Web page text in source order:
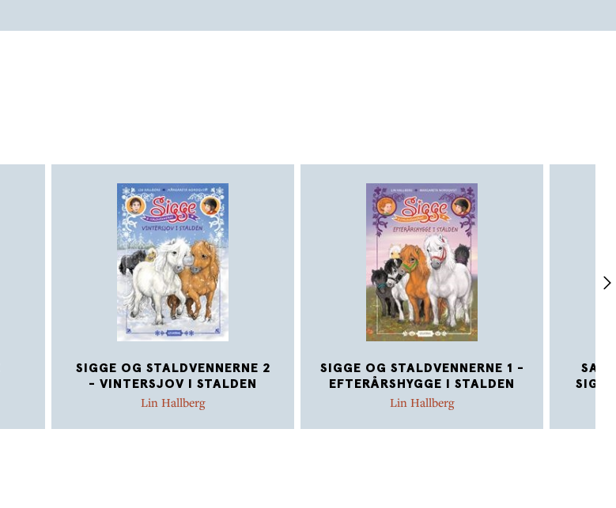
SIGGE OG STALDVENNERNE 2
- VINTERSJOV I STALDEN
Lin Hallberg
SIGGE OG STALDVENNERNE 1 -
EFTERÅRSHYGGE I STALDEN
Lin Hallberg
SAM